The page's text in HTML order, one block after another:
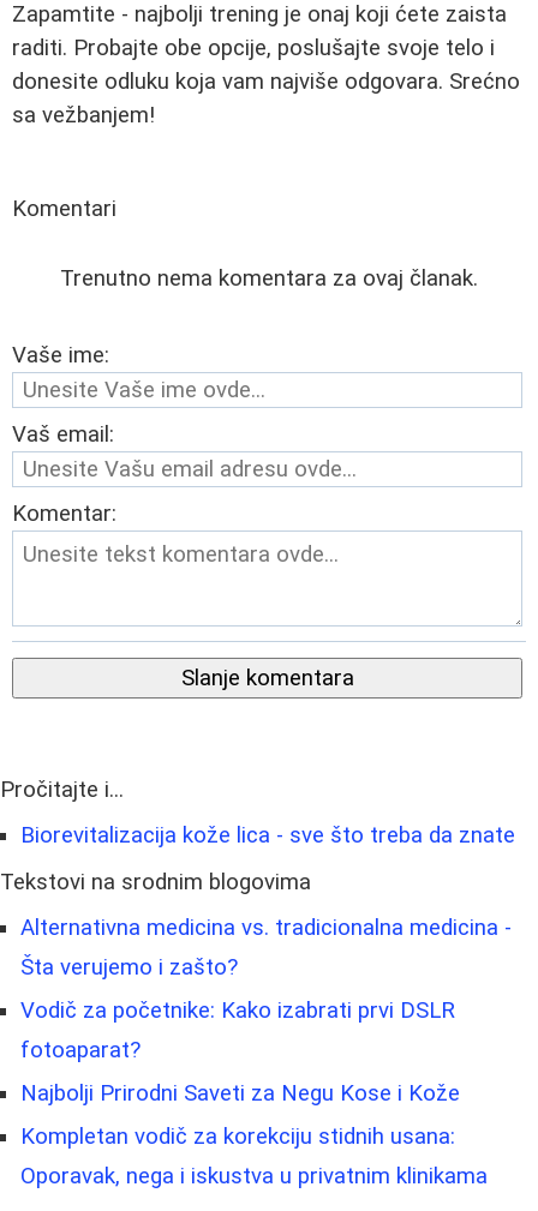
Zapamtite - najbolji trening je onaj koji ćete zaista
raditi. Probajte obe opcije, poslušajte svoje telo i
donesite odluku koja vam najviše odgovara. Srećno
sa vežbanjem!
Komentari
Trenutno nema komentara za ovaj članak.
Vaše ime:
Vaš email:
Komentar:
Slanje komentara
Pročitajte i...
Biorevitalizacija kože lica - sve što treba da znate
Tekstovi na srodnim blogovima
Alternativna medicina vs. tradicionalna medicina -
Šta verujemo i zašto?
Vodič za početnike: Kako izabrati prvi DSLR
fotoaparat?
Najbolji Prirodni Saveti za Negu Kose i Kože
Kompletan vodič za korekciju stidnih usana:
Oporavak, nega i iskustva u privatnim klinikama